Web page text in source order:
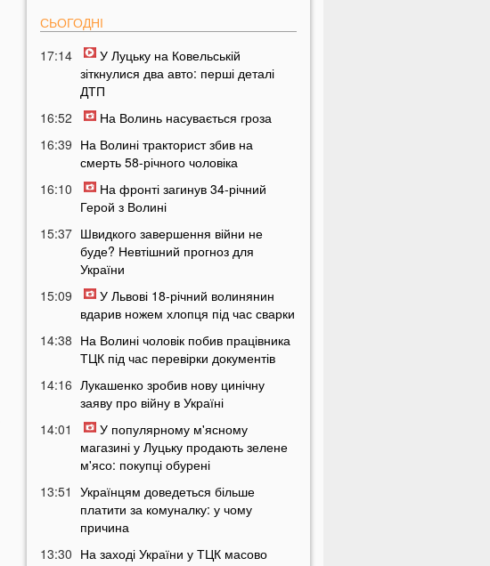
СЬОГОДНІ
17:14
У Луцьку на Ковельській
зіткнулися два авто: перші деталі
ДТП
16:52
На Волинь насувається гроза
16:39 На Волині тракторист збив на
смерть 58-річного чоловіка
16:10
На фронті загинув 34-річний
Герой з Волині
15:37 Швидкого завершення війни не
буде? Невтішний прогноз для
України
15:09
У Львові 18-річний волинянин
вдарив ножем хлопця під час сварки
14:38 На Волині чоловік побив працівника
ТЦК під час перевірки документів
14:16 Лукашенко зробив нову цинічну
заяву про війну в Україні
14:01
У популярному м'ясному
магазині у Луцьку продають зелене
м'ясо: покупці обурені
13:51
Українцям доведеться більше
платити за комуналку: у чому
причина
13:30 На заході України у ТЦК масово